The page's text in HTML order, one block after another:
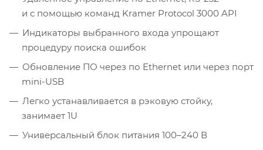
и с помощью команд Kramer Protocol 3000 API
Индикаторы выбранного входа упрощают
процедуру поиска ошибок
Обновление ПО через по Ethernet или через порт
mini-USB
Легко устанавливается в рэковую стойку,
занимает 1U
Универсальный блок питания 100–240 В